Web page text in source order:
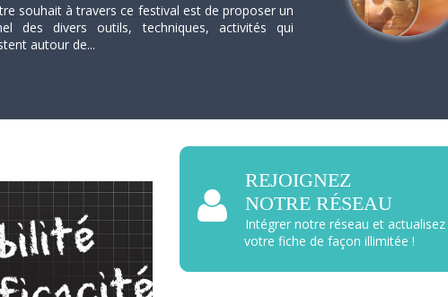
souhait à travers ce festival est de proposer un
des divers outils, techniques, activités qui
autour de...
REJOIGNEZ
NOTRE RÉSEAU
Intégrer notre réseau et actualisez
votre fiche de façon illimitée !